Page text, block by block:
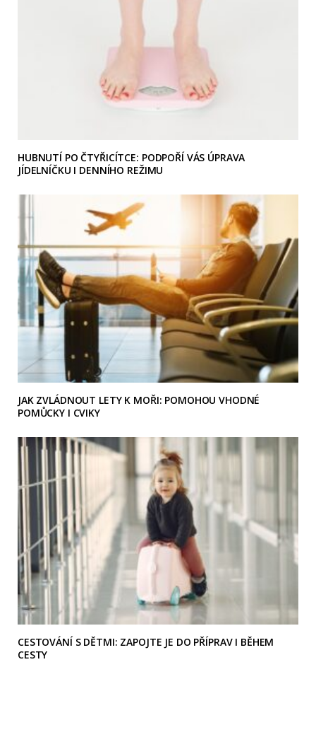
HUBNUTÍ PO ČTYŘICÍTCE: PODPOŘÍ VÁS ÚPRAVA
JÍDELNÍČKU I DENNÍHO REŽIMU
JAK ZVLÁDNOUT LETY K MOŘI: POMOHOU VHODNÉ
POMŮCKY I CVIKY
CESTOVÁNÍ S DĚTMI: ZAPOJTE JE DO PŘÍPRAV I BĚHEM
CESTY